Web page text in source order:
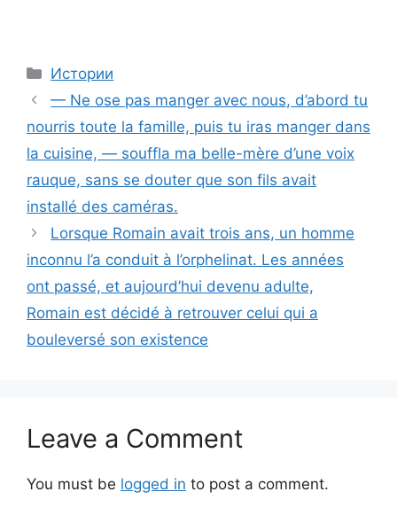
Categories
Истории
— Ne ose pas manger avec nous, d’abord tu
nourris toute la famille, puis tu iras manger dans
la cuisine, — souffla ma belle-mère d’une voix
rauque, sans se douter que son fils avait
installé des caméras.
Lorsque Romain avait trois ans, un homme
inconnu l’a conduit à l’orphelinat. Les années
ont passé, et aujourd’hui devenu adulte,
Romain est décidé à retrouver celui qui a
bouleversé son existence
Leave a Comment
You must be logged in to post a comment.